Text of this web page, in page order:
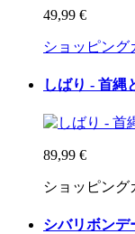
49,99 €
ショッピング
しばり - 首縄
89,99 €
ショッピング
シバリボンデ